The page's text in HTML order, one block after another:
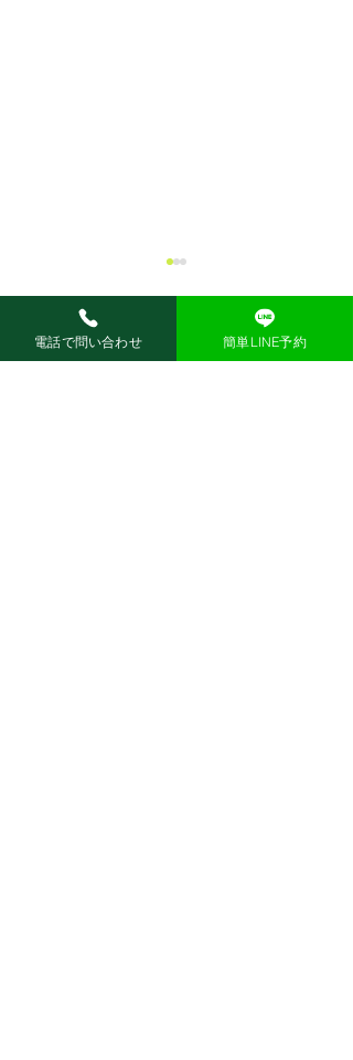
Information
コメント
電話で問い合わせ 簡単LINE予約